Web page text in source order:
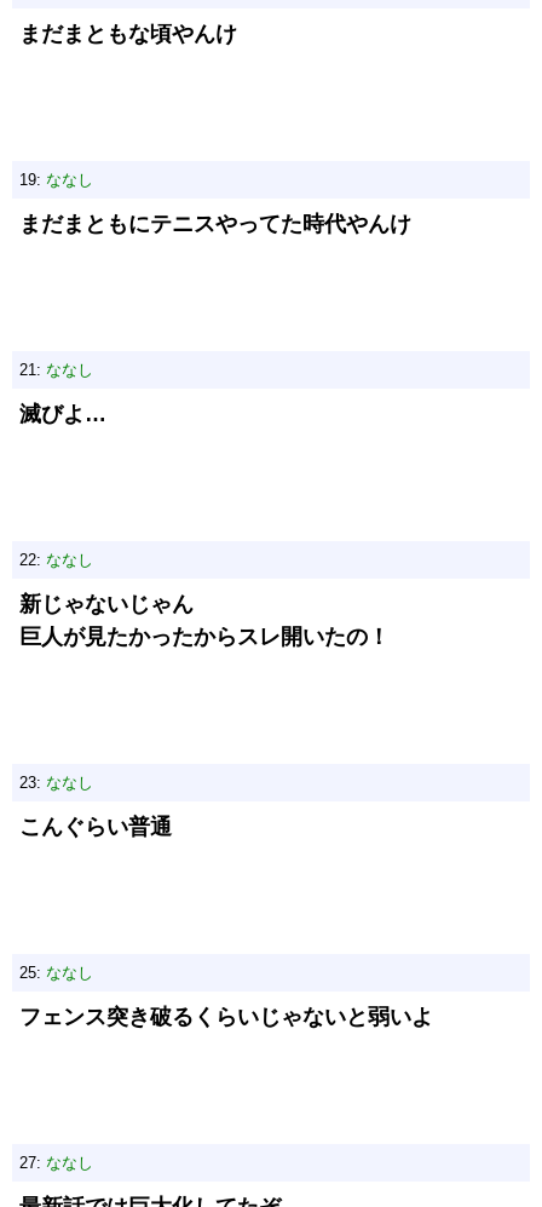
まだまともな頃やんけ
19: ななし
まだまともにテニスやってた時代やんけ
21: ななし
滅びよ…
22: ななし
新じゃないじゃん
巨人が見たかったからスレ開いたの！
23: ななし
こんぐらい普通
25: ななし
フェンス突き破るくらいじゃないと弱いよ
27: ななし